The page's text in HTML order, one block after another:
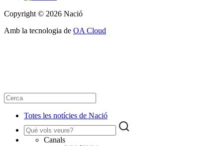
Copyright © 2026 Nació
Amb la tecnologia de OA Cloud
Totes les notícies de Nació
Canals